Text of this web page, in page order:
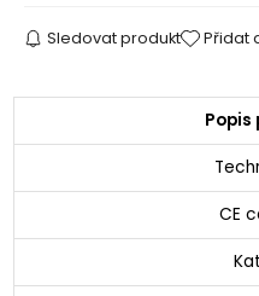
Sledovat produkt Přidat
Popis
CE